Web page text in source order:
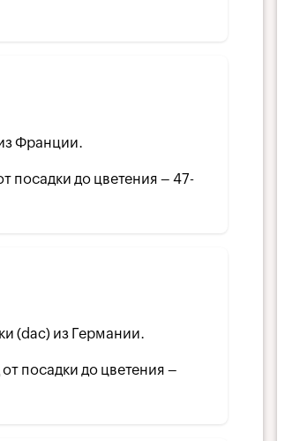
Франции.
посадки до цветения – 47-
(dac) из Германии.
посадки до цветения –